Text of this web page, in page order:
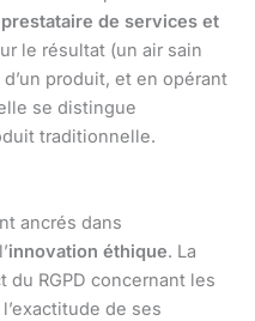
prestataire de services et
le résultat (un air sain
produit, et en opérant
se distingue
traditionnelle.
ancrés dans
innovation éthique. La
du RGPD concernant les
de ses